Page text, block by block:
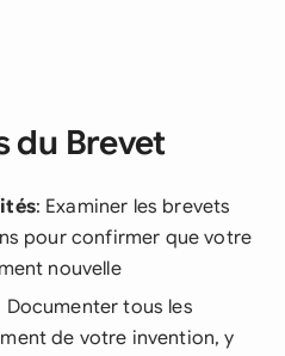
du Brevet
: Examiner les brevets
pour confirmer que votre
nouvelle
Documenter tous les
de votre invention, y